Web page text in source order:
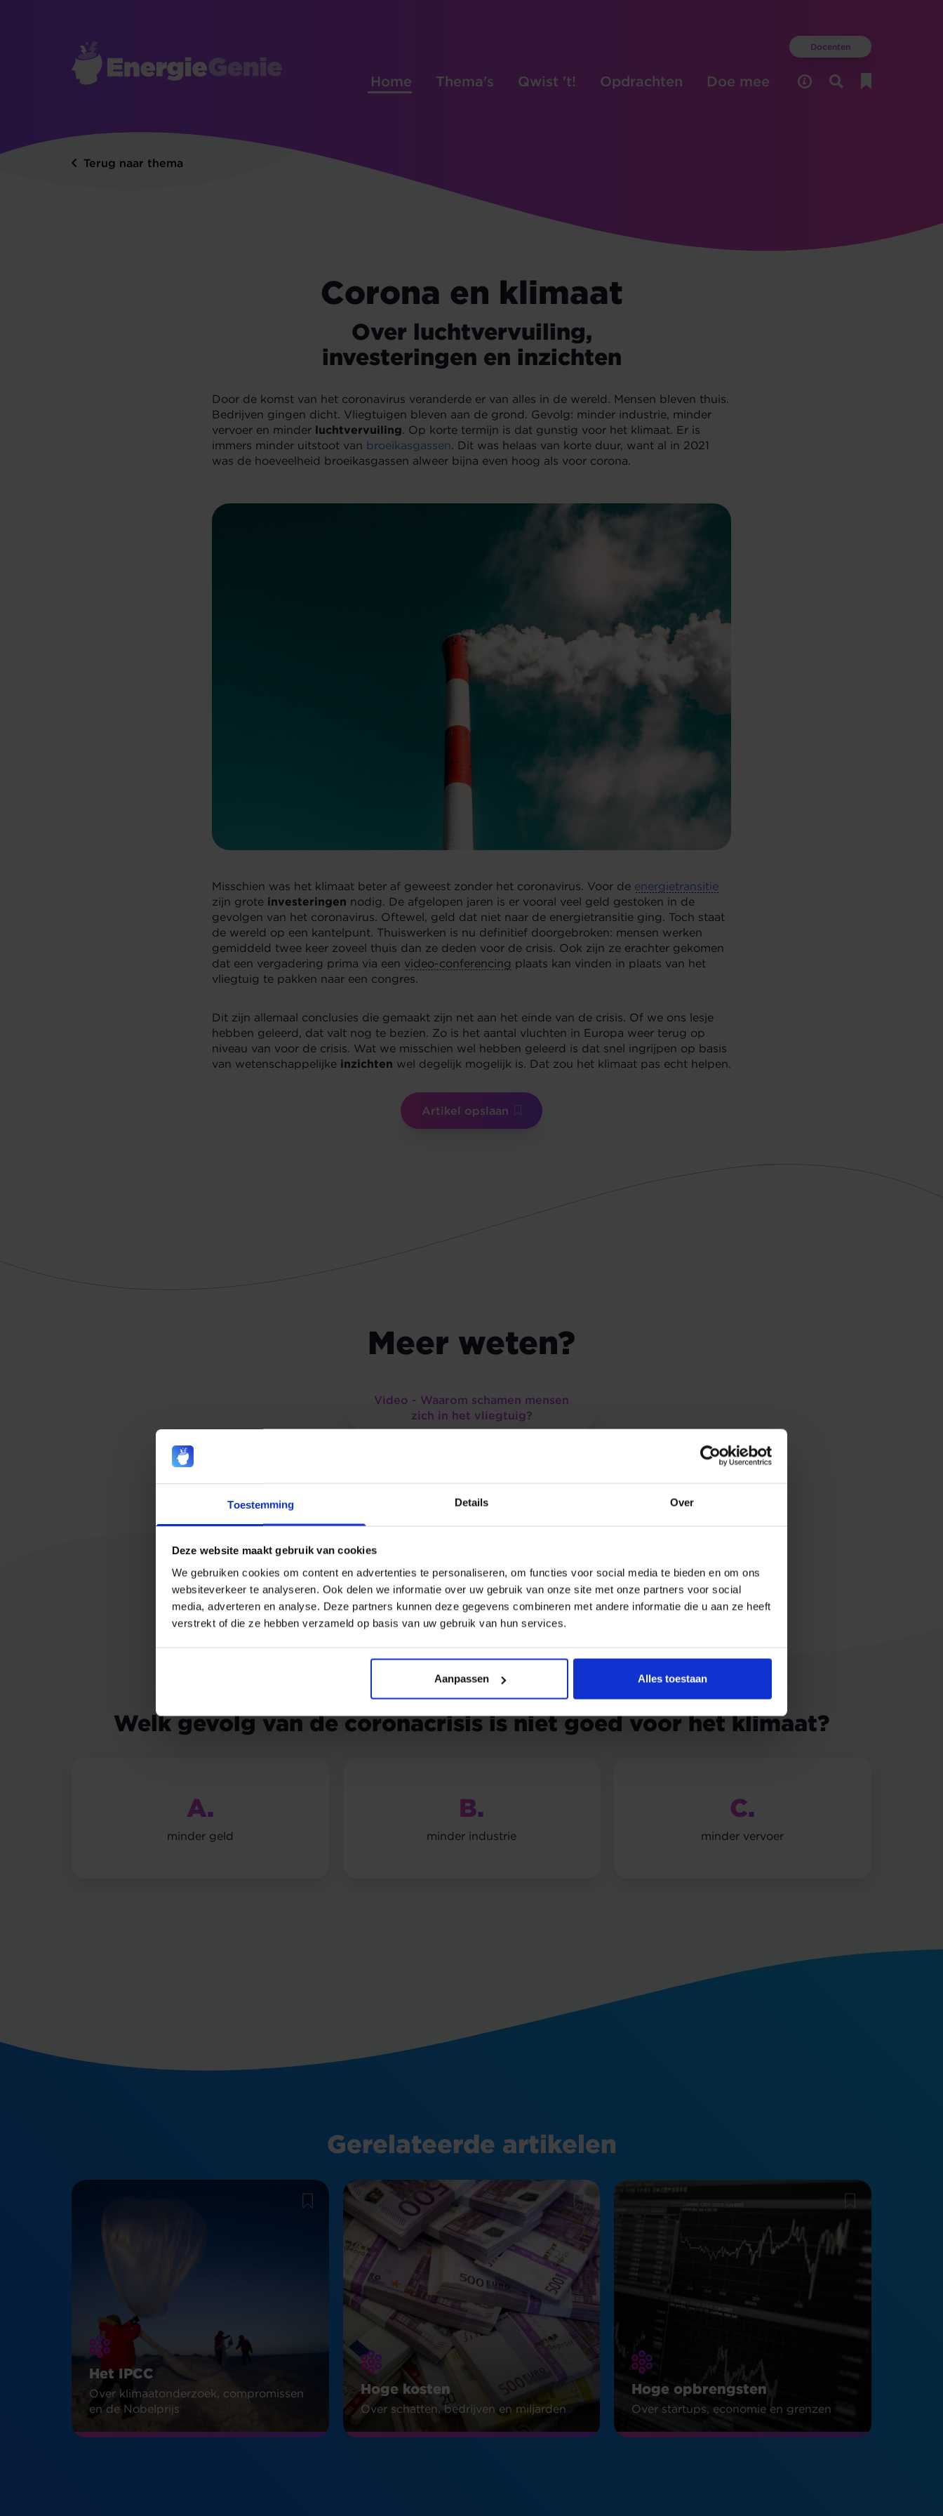
Toestemming Details Over
Deze website maakt gebruik van cookies
We gebruiken cookies om content en advertenties te personaliseren, om functies voor social media te bieden en om ons
websiteverkeer te analyseren. Ook delen we informatie over uw gebruik van onze site met onze partners voor social
media, adverteren en analyse. Deze partners kunnen deze gegevens combineren met andere informatie die u aan ze heeft
verstrekt of die ze hebben verzameld op basis van uw gebruik van hun services.
Aanpassen Alles toestaan
Docenten
Home Thema's Qwist 't! Opdrachten Doe mee
Terug naar thema
Corona en klimaat
Over luchtvervuiling,
investeringen en inzichten
Door de komst van het coronavirus veranderde er van alles in de wereld. Mensen bleven thuis.
Bedrijven gingen dicht. Vliegtuigen bleven aan de grond. Gevolg: minder industrie, minder
vervoer en minder luchtvervuiling. Op korte termijn is dat gunstig voor het klimaat. Er is
immers minder uitstoot van broeikasgassen. Dit was helaas van korte duur, want al in 2021
was de hoeveelheid broeikasgassen alweer bijna even hoog als voor corona.
Misschien was het klimaat beter af geweest zonder het coronavirus. Voor de energietransitie
zijn grote investeringen nodig. De afgelopen jaren is er vooral veel geld gestoken in de
gevolgen van het coronavirus. Oftewel, geld dat niet naar de energietransitie ging. Toch staat
de wereld op een kantelpunt. Thuiswerken is nu definitief doorgebroken: mensen werken
gemiddeld twee keer zoveel thuis dan ze deden voor de crisis. Ook zijn ze erachter gekomen
dat een vergadering prima via een video-conferencing plaats kan vinden in plaats van het
vliegtuig te pakken naar een congres.
Dit zijn allemaal conclusies die gemaakt zijn net aan het einde van de crisis. Of we ons lesje
hebben geleerd, dat valt nog te bezien. Zo is het aantal vluchten in Europa weer terug op
niveau van voor de crisis. Wat we misschien wel hebben geleerd is dat snel ingrijpen op basis
van wetenschappelijke inzichten wel degelijk mogelijk is. Dat zou het klimaat pas echt helpen.
Artikel opslaan
Meer weten?
Video - Waarom schamen mensen
zich in het vliegtuig?
Qwist 't!
Welk gevolg van de coronacrisis is niet goed voor het klimaat?
A.
minder geld
B.
minder industrie
C.
minder vervoer
Gerelateerde artikelen
Het IPCC
Over klimaatonderzoek, compromissen
en de Nobelprijs
Hoge kosten
Over schatten, bedrijven en miljarden
Hoge opbrengsten
Over startups, economie en grenzen